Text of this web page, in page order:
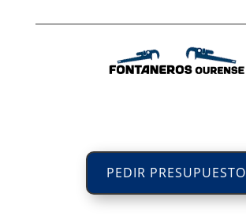
PEDIR PRESUPUESTO